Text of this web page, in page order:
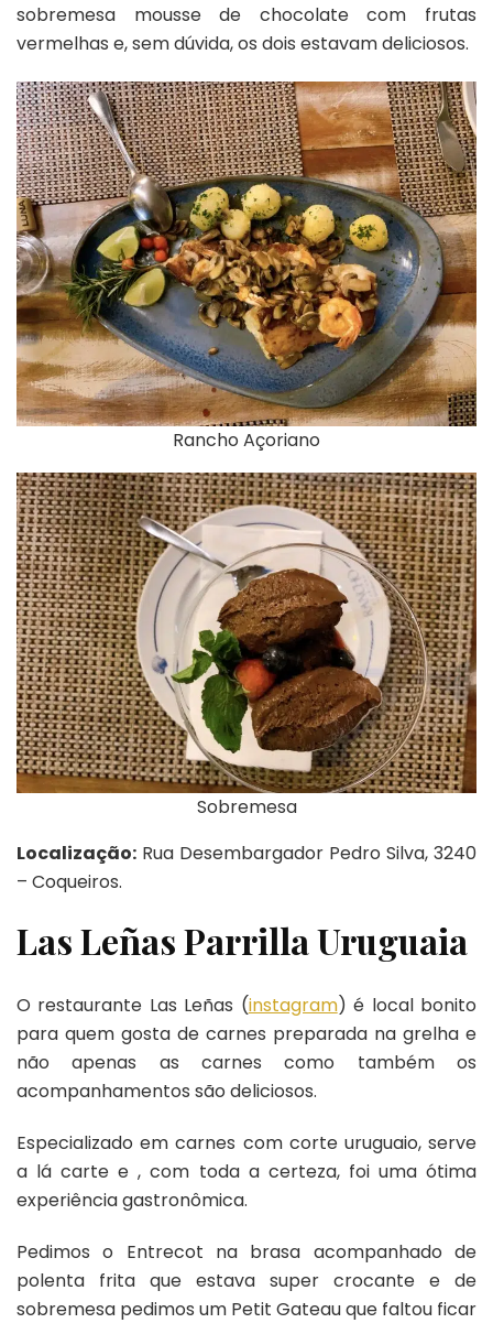
sobremesa mousse de chocolate com frutas
vermelhas e, sem dúvida, os dois estavam deliciosos.
Rancho Açoriano
Sobremesa
Localização: Rua Desembargador Pedro Silva, 3240
– Coqueiros.
Las Leñas Parrilla Uruguaia
O restaurante Las Leñas (instagram) é local bonito
para quem gosta de carnes preparada na grelha e
não apenas as carnes como também os
acompanhamentos são deliciosos.
Especializado em carnes com corte uruguaio, serve
a lá carte e , com toda a certeza, foi uma ótima
experiência gastronômica.
Pedimos o Entrecot na brasa acompanhado de
polenta frita que estava super crocante e de
sobremesa pedimos um Petit Gateau que faltou ficar